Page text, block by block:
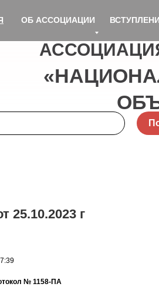
ОБ АССОЦИАЦИИ
25.10.2023 г
№ 1158-ПА